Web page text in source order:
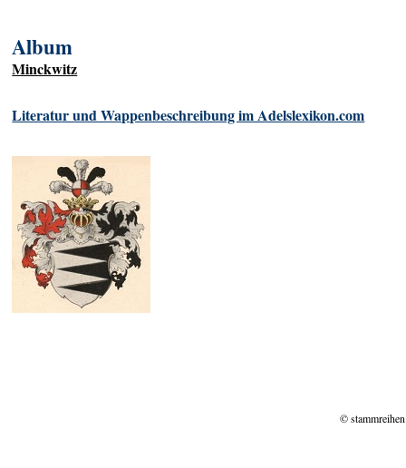
Album
Minckwitz
Literatur und Wappenbeschreibung im Adelslexikon.com
©